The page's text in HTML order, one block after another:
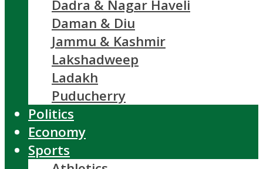
Dadra & Nagar Haveli
Daman & Diu
Jammu & Kashmir
Lakshadweep
Ladakh
Puducherry
Politics
Economy
Sports